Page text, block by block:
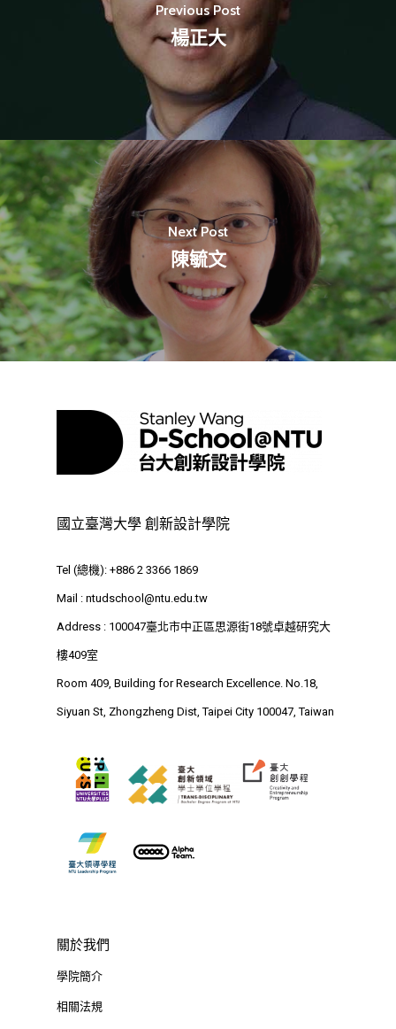
Previous Post
楊正大
Next Post
陳毓文
國立臺灣大學 創新設計學院
Tel (總機): +886 2 3366 1869
Mail : ntudschool@ntu.edu.tw
Address : 100047臺北市中正區思源街18號卓越研究大
樓409室
Room 409, Building for Research Excellence. No.18,
Siyuan St, Zhongzheng Dist, Taipei City 100047, Taiwan
關於我們
學院簡介
相關法規
最新消息
關於我們
學院簡介
相關法規
24hrs D
業務單位
創新教育中心
領導學分學程
相關計畫
探索學習計畫
D電子報
EN
Tel : +886 2 3366 1869
Room 409, Building for
Siyuan St, Zhongzheng
Taipei City 100047,